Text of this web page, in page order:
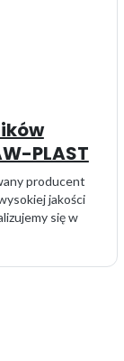
PLAST
producent
jakości
się w